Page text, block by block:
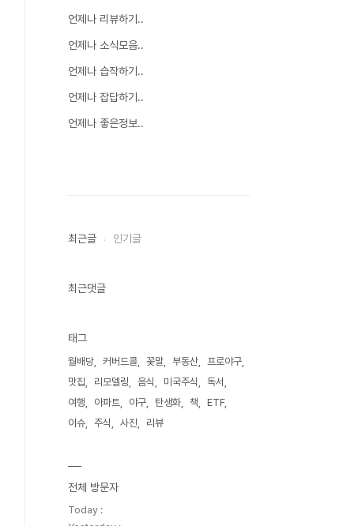
언제나 리뷰하기..
언제나 소식모음..
언제나 습작하기..
언제나 잡답하기..
언제나 좋은정보..
최근글 인기글
최근댓글
태그
월배당 커버드콜 꽃말 부동산
프로야구
맛집
리모델링 음식 미국주식
독서
여행
아파트 야구 탄생화 책
ETF
이슈
주식 사진 리뷰
전체 방문자
Today :